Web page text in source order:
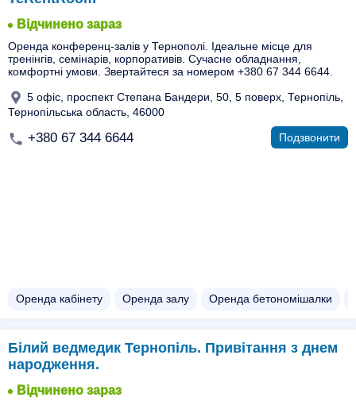
Відчинено зараз
Оренда конференц-залів у Тернополі. Ідеальне місце для
тренінгів, семінарів, корпоративів. Сучасне обладнання,
комфортні умови. Звертайтеся за номером +380 67 344 6644.
5 офіс, проспект Степана Бандери, 50, 5 поверх, Тернопіль,
Тернопільська область, 46000
+380 67 344 6644 Подзвонити
Оренда кабінету Оренда залу Оренда бетономішалки
Білий ведмедик Тернопіль. Привітання з днем
народження.
Відчинено зараз